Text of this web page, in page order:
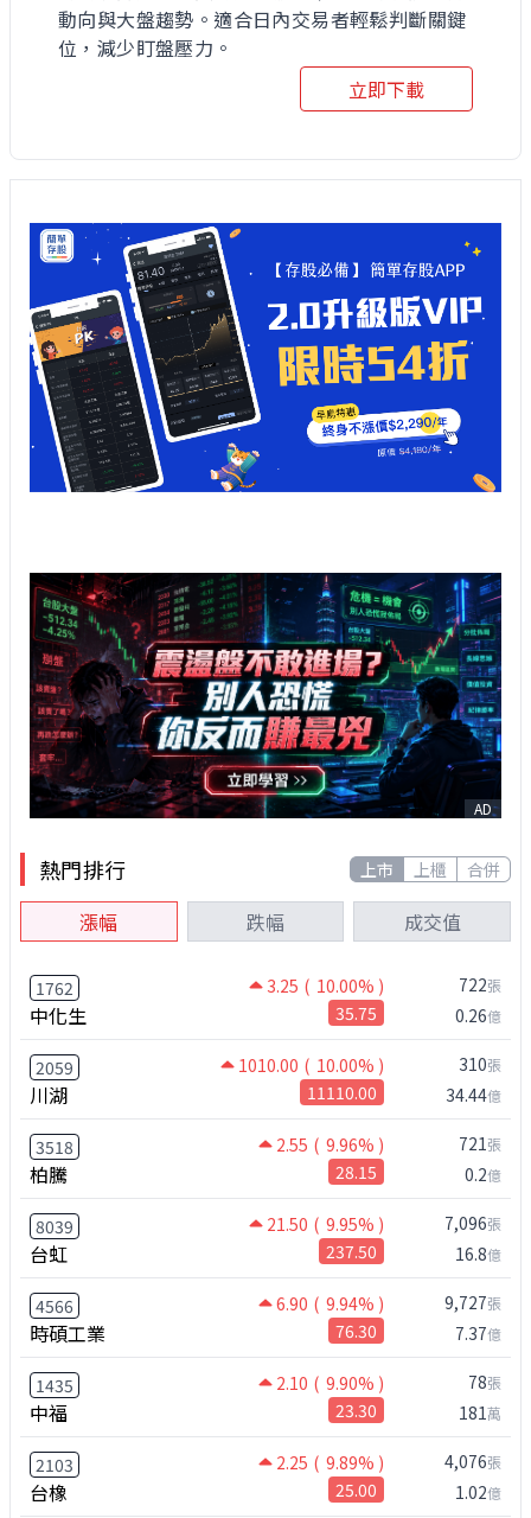
動向與大盤趨勢。適合日內交易者輕鬆判斷關鍵
位，減少盯盤壓力。
立即下載
AD
熱門排行 上市 上櫃 合併
漲幅 跌幅 成交值
1762 3.25 ( 10.00% )
中化生 35.75
722張
0.26億
2059 1010.00 ( 10.00% )
川湖 11110.00
310張
34.44億
3518 2.55 ( 9.96% )
柏騰 28.15
721張
0.2億
8039 21.50 ( 9.95% )
台虹 237.50
7,096張
16.8億
4566 6.90 ( 9.94% )
時碩工業 76.30
9,727張
7.37億
1435 2.10 ( 9.90% )
中福 23.30
78張
181萬
2103 2.25 ( 9.89% )
台橡 25.00
4,076張
1.02億